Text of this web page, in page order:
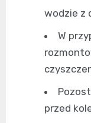
wodzie z
W
przed